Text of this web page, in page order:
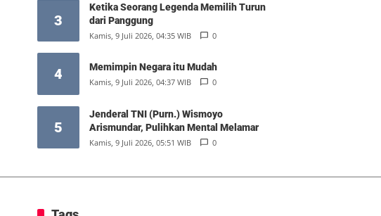
3
Ketika Seorang Legenda Memilih Turun
dari Panggung
Kamis, 9 Juli 2026, 04:35 WIB 0
4 Memimpin Negara itu Mudah
Kamis, 9 Juli 2026, 04:37 WIB 0
5
Jenderal TNI (Purn.) Wismoyo
Arismundar, Pulihkan Mental Melamar
Kamis, 9 Juli 2026, 05:51 WIB 0